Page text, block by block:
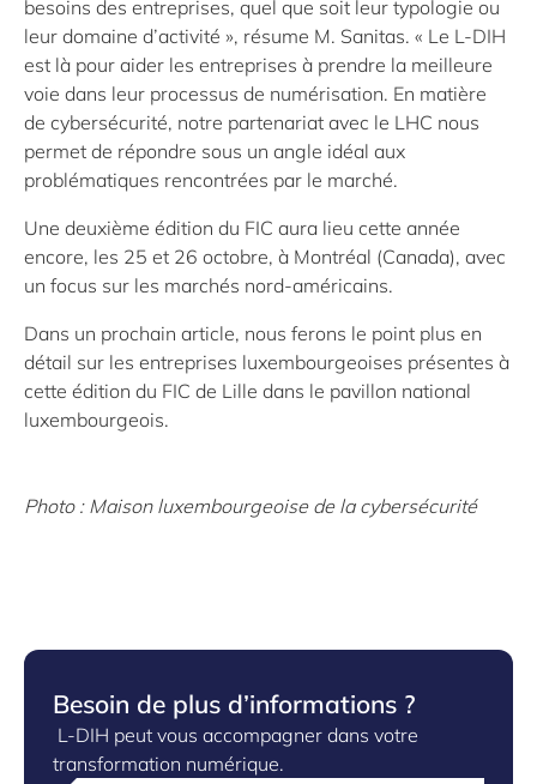
besoins des entreprises, quel que soit leur typologie ou
leur domaine d’activité », résume M. Sanitas. « Le L-DIH
est là pour aider les entreprises à prendre la meilleure
voie dans leur processus de numérisation. En matière
de cybersécurité, notre partenariat avec le LHC nous
permet de répondre sous un angle idéal aux
problématiques rencontrées par le marché.
Une deuxième édition du FIC aura lieu cette année
encore, les 25 et 26 octobre, à Montréal (Canada), avec
un focus sur les marchés nord-américains.
Dans un prochain article, nous ferons le point plus en
détail sur les entreprises luxembourgeoises présentes à
cette édition du FIC de Lille dans le pavillon national
luxembourgeois.
Photo : Maison luxembourgeoise de la cybersécurité
Besoin de plus d’informations ?
L-DIH peut vous accompagner dans votre
transformation numérique.